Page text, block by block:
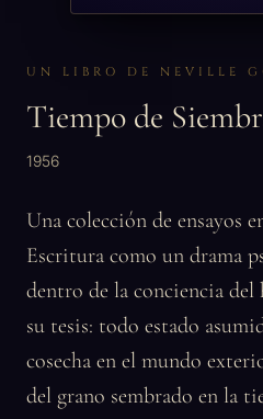
UN LIBRO DE NEVILLE
Tiempo de
1956
Una colección de ensayos
Escritura como un drama
dentro de la conciencia
su tesis: todo estado
cosecha en el mundo
del grano sembrado en la